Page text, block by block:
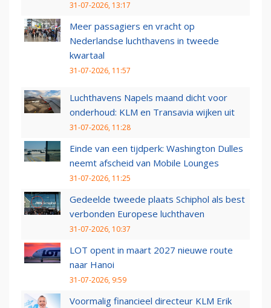
31-07-2026, 13:17
Meer passagiers en vracht op
Nederlandse luchthavens in tweede
kwartaal
31-07-2026, 11:57
Luchthavens Napels maand dicht voor
onderhoud: KLM en Transavia wijken uit
31-07-2026, 11:28
Einde van een tijdperk: Washington Dulles
neemt afscheid van Mobile Lounges
31-07-2026, 11:25
Gedeelde tweede plaats Schiphol als best
verbonden Europese luchthaven
31-07-2026, 10:37
LOT opent in maart 2027 nieuwe route
naar Hanoi
31-07-2026, 9:59
Voormalig financieel directeur KLM Erik